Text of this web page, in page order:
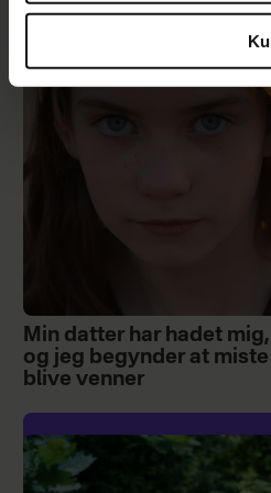
Min datter har hadet
og jeg begynder at
blive venner